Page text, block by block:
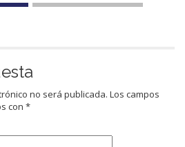
no será publicada. Los campos
con *